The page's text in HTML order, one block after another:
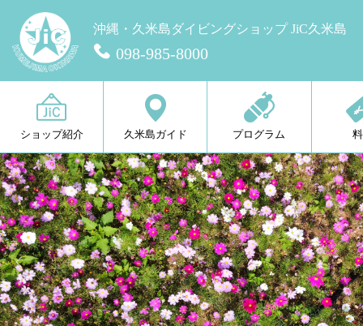
沖縄・久米島ダイビングショップ JiC久米島
098-985-8000
ショップ紹介 久米島ガイド プログラム